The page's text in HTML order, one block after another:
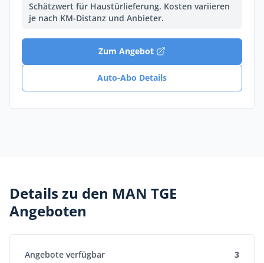
Schätzwert für Haustürlieferung. Kosten variieren
je nach KM-Distanz und Anbieter.
Zum Angebot
Auto-Abo Details
Details zu den MAN TGE
Angeboten
Angebote verfügbar 3